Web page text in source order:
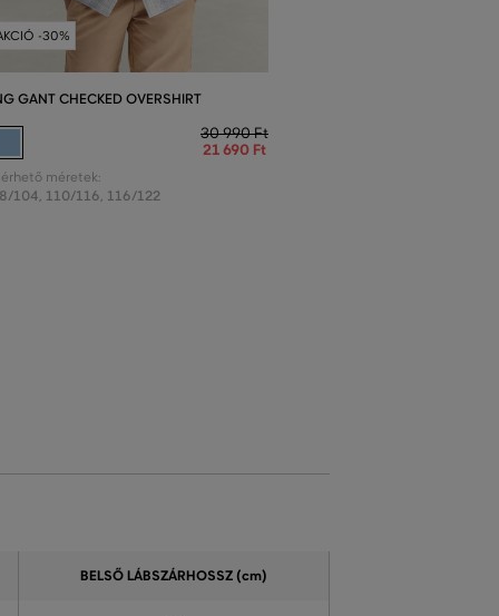
-30%
GANT CHECKED OVERSHIRT
30 990 Ft
21 690 Ft
méretek:
104, 110/116, 116/122
BELSŐ LÁBSZÁRHOSSZ (cm)